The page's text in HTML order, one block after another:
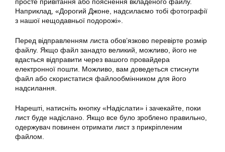
Наприклад, «Дорогий Джоне, надсилаємо тобі фотографії
з нашої нещодавньої подорожі».
Перед відправленням листа обов’язково перевірте розмір
файлу. Якщо файл занадто великий, можливо, його не
вдасться відправити через вашого провайдера
електронної пошти. Можливо, вам доведеться стиснути
файл або скористатися файлообмінником для його
надсилання.
Нарешті, натисніть кнопку «Надіслати» і зачекайте, поки
лист буде надіслано. Якщо все було зроблено правильно,
одержувач повинен отримати лист з прикріпленим
файлом.